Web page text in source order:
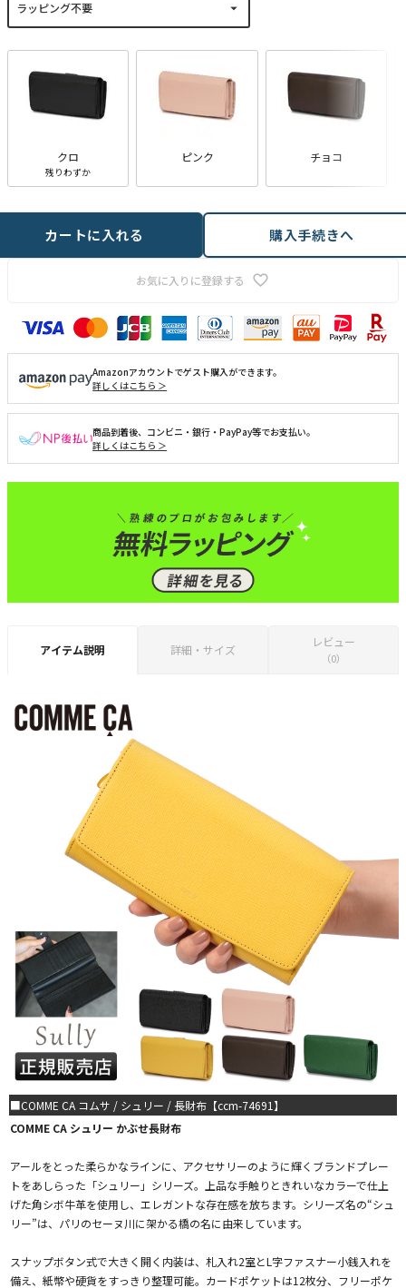
クロ
残りわずか
ピンク チョコ
お気に入りに登録する
カートに入れる 購入手続きへ
Amazonアカウントでゲスト購入ができます。
詳しくはこちら ＞
商品到着後、コンビニ・銀行・PayPay等でお支払い。
詳しくはこちら ＞
アイテム説明 詳細・サイズ
レビュー
（0）
■COMME CA コムサ / シュリー / 長財布【ccm-74691】
COMME CA シュリー かぶせ長財布
アールをとった柔らかなラインに、アクセサリーのように輝くブランドプレー
トをあしらった「シュリー」シリーズ。上品な手触りときれいなカラーで仕上
げた角シボ牛革を使用し、エレガントな存在感を放ちます。シリーズ名の“シュ
リー”は、パリのセーヌ川に架かる橋の名に由来しています。
スナップボタン式で大きく開く内装は、札入れ2室とL字ファスナー小銭入れを
備え、紙幣や硬貨をすっきり整理可能。カードポケットは12枚分、フリーポケ